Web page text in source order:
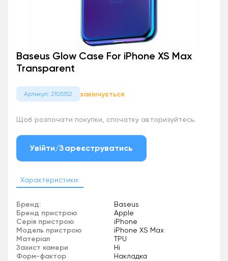
Baseus Glow Case For iPhone XS Max
Transparent
Артикул: 2105152 закінчується
Щоб розпочати покупки, спочатку авторизуйтесь.
Увійти/Зареєструватись
Характеристики:
Бренд: Baseus
Бренд пристрою Apple
Серія пристрою iPhone
Модель пристрою iPhone XS Max
Матеріал TPU
Захист камери Ні
Форм-фактор Накладка